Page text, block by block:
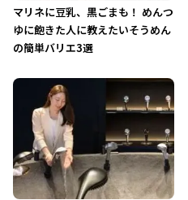
マリネに豆乳、黒ごまも！ めんつ
ゆに飽きた人に教えたいそうめん
の簡単バリエ3選